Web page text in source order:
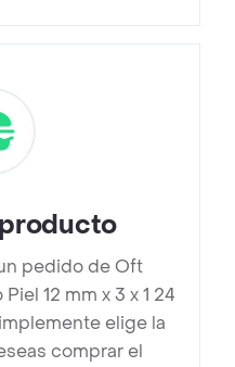
pedido de Oft
12 mm x 3 x 1 24
elige la
comprar el